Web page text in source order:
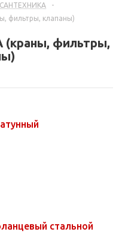
САНТЕХНИКА
-
фильтры, клапаны)
фильтры,
стальной